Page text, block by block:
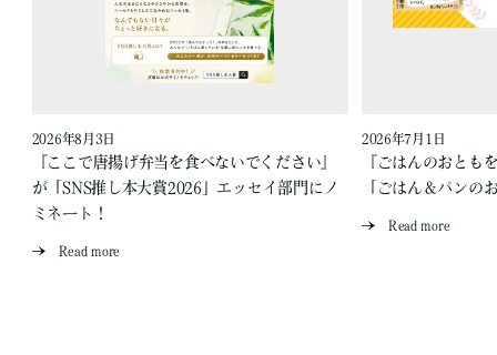
2026年8月3日
『ここで唐揚げ弁当を食べないでください』
が「SNS推し本大賞2026」エッセイ部門にノ
ミネート！
Read more
2026年7月1日
『ごはんのおとも
「ごはん＆パンの
Read more